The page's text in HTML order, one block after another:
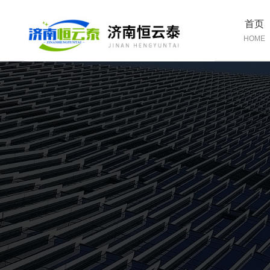
首页
HOME